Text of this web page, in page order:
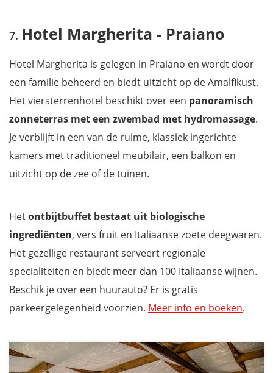
Hotel Margherita - Praiano
Hotel Margherita is gelegen in Praiano en wordt door
een familie beheerd en biedt uitzicht op de Amalfikust.
Het viersterrenhotel beschikt over een panoramisch
zonneterras met een zwembad met hydromassage.
Je verblijft in een van de ruime, klassiek ingerichte
kamers met traditioneel meubilair, een balkon en
uitzicht op de zee of de tuinen.
Hetontbijtbuffet bestaat uit biologische
ingrediënten, vers fruit en Italiaanse zoete deegwaren.
Het gezellige restaurant serveert regionale
specialiteiten en biedt meer dan 100 Italiaanse wijnen.
Beschik je over een huurauto? Er is gratis
parkeergelegenheid voorzien. Meer info en boeken.